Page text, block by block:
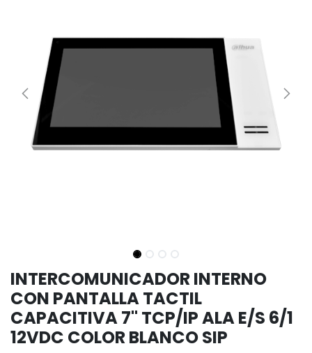
INTERCOMUNICADOR INTERNO
CON PANTALLA TACTIL
CAPACITIVA 7" TCP/IP ALA E/S 6/1
12VDC COLOR BLANCO SIP